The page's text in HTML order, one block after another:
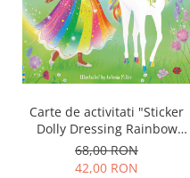
Carte de activitati "Sticker
Dolly Dressing Rainbow
Unicorns", format A4,
Usborne
68,00 RON
42,00 RON